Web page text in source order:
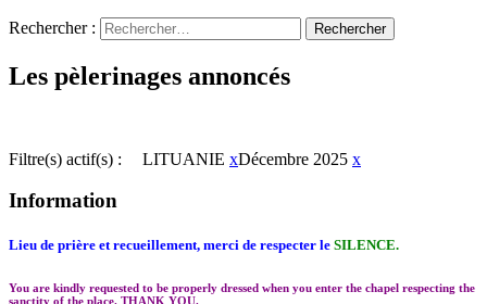
Rechercher :
Les pèlerinages annoncés
Filtre(s) actif(s) : LITUANIE xDécembre 2025 x
Information
Lieu de prière et recueillement, merci de respecter le SILENCE.
You are kindly requested to be properly dressed when you enter the chapel respecting the
sanctity of the place. THANK YOU.